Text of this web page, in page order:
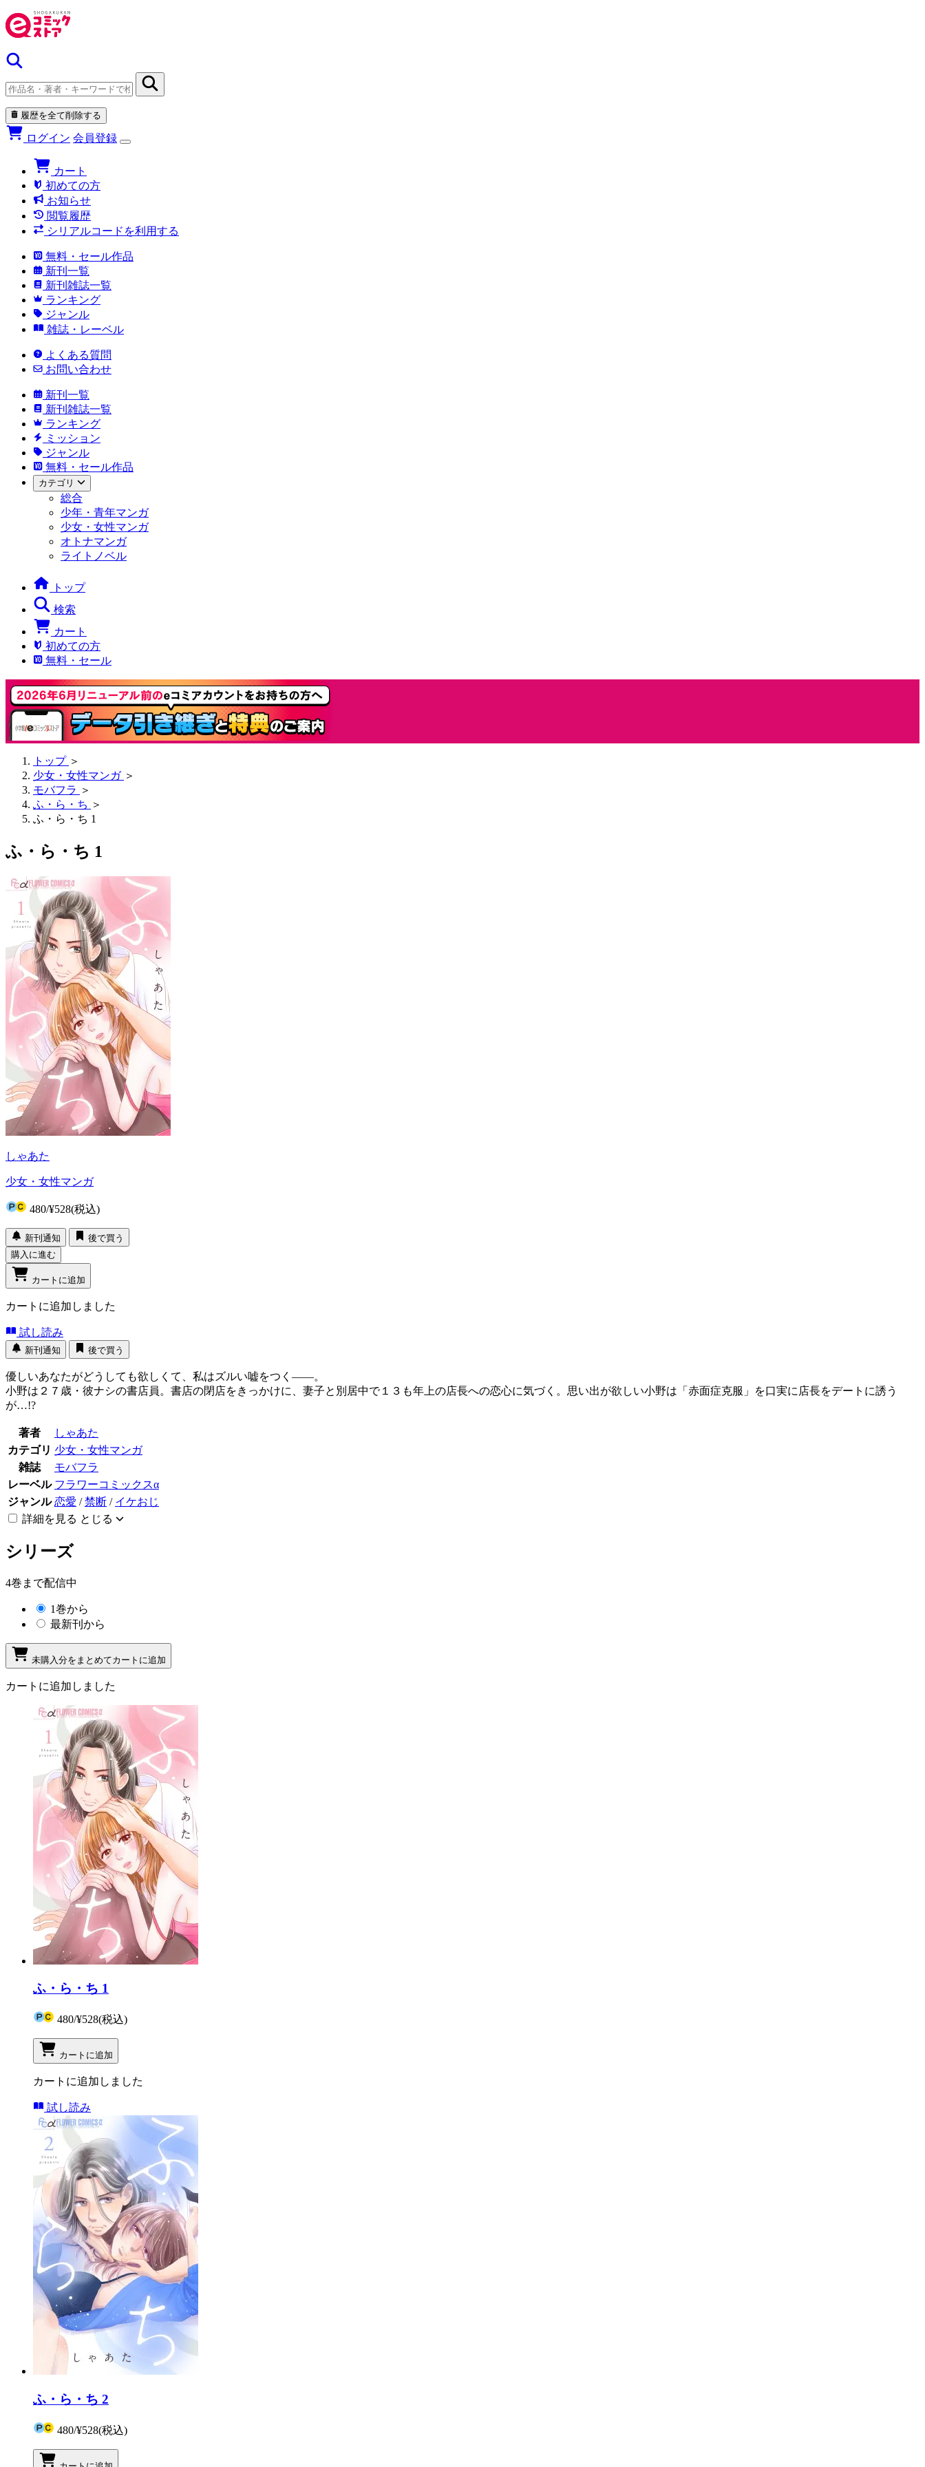
履歴を全て削除する
ログイン 会員登録
カート
初めての方
お知らせ
閲覧履歴
シリアルコードを利用する
無料・セール作品
新刊一覧
新刊雑誌一覧
ランキング
ジャンル
雑誌・レーベル
よくある質問
お問い合わせ
新刊一覧
新刊雑誌一覧
ランキング
ミッション
ジャンル
無料・セール作品
カテゴリ
総合
少年・青年マンガ
少女・女性マンガ
オトナマンガ
ライトノベル
トップ
検索
カート
初めての方
無料・セール
トップ ＞
少女・女性マンガ ＞
モバフラ ＞
ふ・ら・ち ＞
ふ・ら・ち 1
ふ・ら・ち 1
しゃあた
少女・女性マンガ
480/¥528(税込)
新刊通知
後で買う
購入に進む
カートに追加
カートに追加しました
試し読み
新刊通知 後で買う
優しいあなたがどうしても欲しくて、私はズルい嘘をつく――。
小野は２７歳・彼ナシの書店員。書店の閉店をきっかけに、妻子と別居中で１３も年上の店長への恋心に気づく。思い出が欲しい小野は「赤面症克服」を口実に店長をデートに誘う
が…!?
著者
しゃあた
カテゴリ 少女・女性マンガ
雑誌
モバフラ
レーベル フラワーコミックスα
ジャンル 恋愛 /禁断 / イケおじ
詳細を見る とじる
シリーズ
4巻まで配信中
1巻から
最新刊から
未購入分をまとめてカートに追加
カートに追加しました
ふ・ら・ち 1
480/¥528(税込)
カートに追加
カートに追加しました
試し読み
ふ・ら・ち 2
480/¥528(税込)